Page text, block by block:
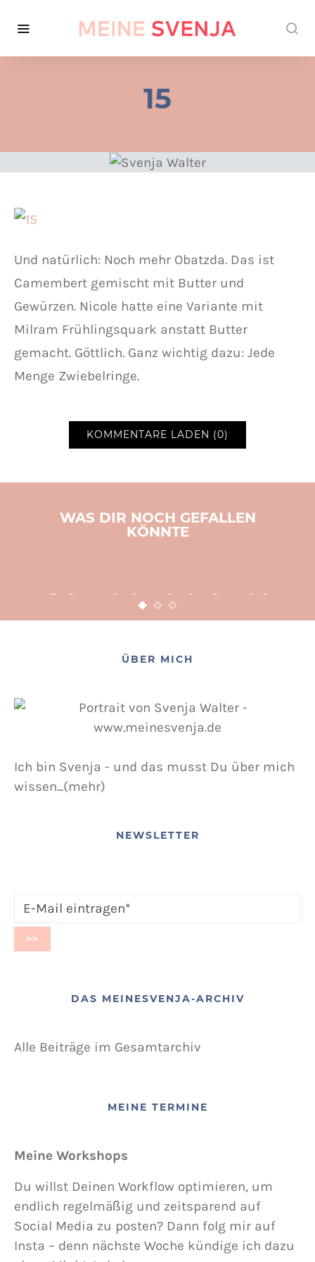
15
Und natürlich: Noch mehr Obatzda. Das ist
Camembert gemischt mit Butter und
Gewürzen. Nicole hatte eine Variante mit
Milram Frühlingsquark anstatt Butter
gemacht. Göttlich. Ganz wichtig dazu: Jede
Menge Zwiebelringe.
KOMMENTARE LADEN (0)
WAS DIR NOCH GEFALLEN
KÖNNTE
Adventsbasteln leicht
gemacht
POSTED ON
ÜBER MICH
Ich bin Svenja - und das musst Du über mich
wissen...(mehr)
NEWSLETTER
DAS MEINESVENJA-ARCHIV
Alle Beiträge im Gesamtarchiv
MEINE TERMINE
Meine Workshops
Du willst Deinen Workflow optimieren, um
endlich regelmäßig und zeitsparend auf
Social Media zu posten? Dann folg mir auf
Insta – denn nächste Woche kündige ich dazu